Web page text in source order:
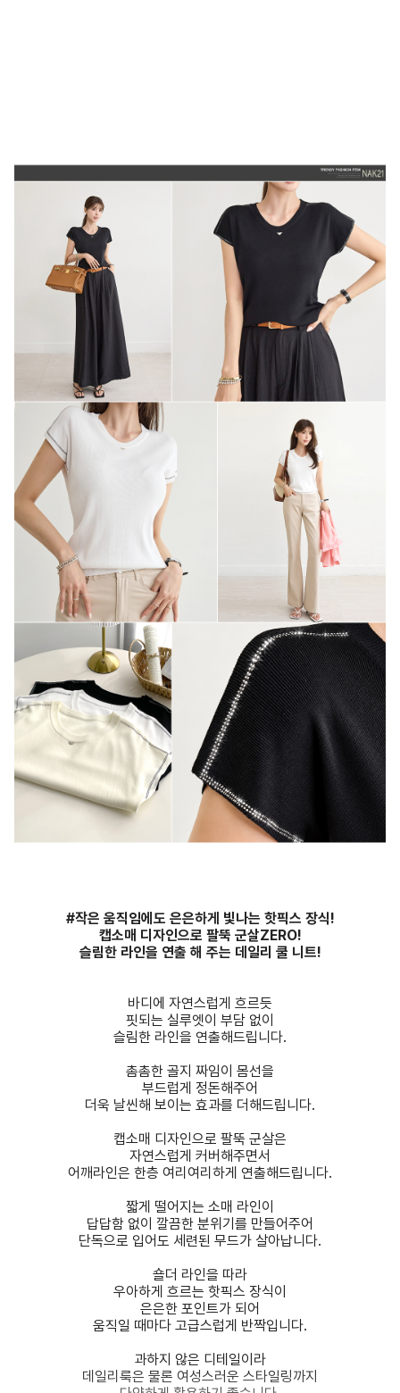
#작은 움직임에도 은은하게 빛나는 핫픽스 장식!
캡소매 디자인으로 팔뚝 군살ZERO!
슬림한 라인을 연출 해 주는 데일리 쿨 니트!
바디에 자연스럽게 흐르듯
핏되는 실루엣이 부담 없이
슬림한 라인을 연출해드립니다.
촘촘한 골지 짜임이 몸선을
부드럽게 정돈해주어
더욱 날씬해 보이는 효과를 더해드립니다.
캡소매 디자인으로 팔뚝 군살은
자연스럽게 커버해주면서
어깨라인은 한층 여리여리하게 연출해드립니다.
짧게 떨어지는 소매 라인이
답답함 없이 깔끔한 분위기를 만들어주어
단독으로 입어도 세련된 무드가 살아납니다.
숄더 라인을 따라
우아하게 흐르는 핫픽스 장식이
은은한 포인트가 되어
움직일 때마다 고급스럽게 반짝입니다.
과하지 않은 디테일이라
데일리룩은 물론 여성스러운 스타일링까지